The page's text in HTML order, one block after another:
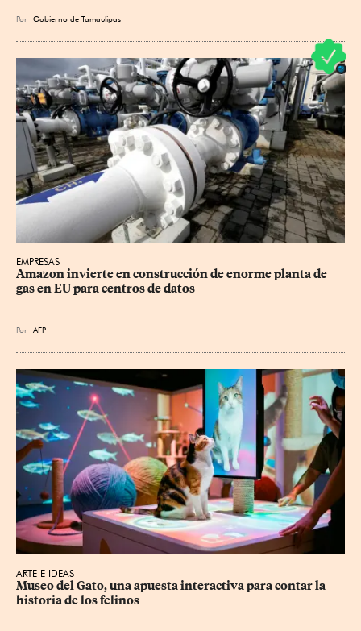
Por Gobierno de Tamaulipas
EMPRESAS
Amazon invierte en construcción de enorme planta de
gas en EU para centros de datos
Por AFP
ARTE E IDEAS
Museo del Gato, una apuesta interactiva para contar la
historia de los felinos